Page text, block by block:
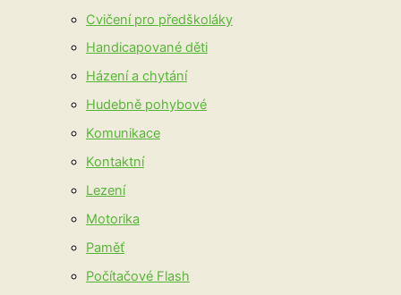
Cvičení pro předškoláky
Handicapované děti
Házení a chytání
Hudebně pohybové
Komunikace
Kontaktní
Lezení
Motorika
Paměť
Počítačové Flash